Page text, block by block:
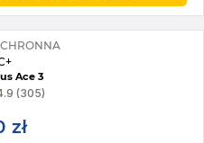
Ace 3
(305)
zł